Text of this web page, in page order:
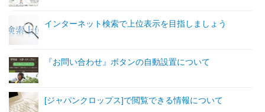
インターネット検索で上位表示を目指しましょう
『お問い合わせ』ボタンの自動設置について
[ジャパンクロップス]で閲覧できる情報について